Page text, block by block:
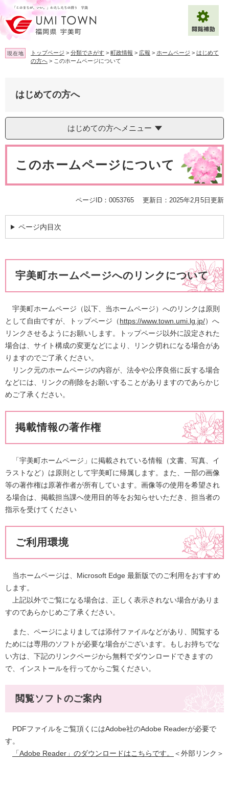
ー
ジ
の
先
頭
ニ
ュ
ー
を
飛
背景色変更
Multilingual（English・中文・한글）
現在地 トップページ > 分類でさがす > 町政情報 > 広報 > ホームページ > はじめて
の方へ > このホームページについて
はじめての方へ
はじめての方へメニュー
このホームページについて
ページID：0053765 更新日：2025年2月5日更新
ページ内目次
宇美町ホームページへのリンクについて
宇美町ホームページ（以下、当ホームページ）へのリンクは原則
として自由ですが、トップページ（https://www.town.umi.lg.jp/）へ
リンクさせるようにお願いします。トップページ以外に設定された
場合は、サイト構成の変更などにより、リンク切れになる場合があ
りますのでご了承ください。
リンク元のホームページの内容が、法令や公序良俗に反する場合
などには、リンクの削除をお願いすることがありますのであらかじ
めご了承ください。
掲載情報の著作権
「宇美町ホームページ」に掲載されている情報（文書、写真、イ
ラストなど）は原則として宇美町に帰属します。また、一部の画像
等の著作権は原著作者が所有しています。画像等の使用を希望され
る場合は、掲載担当課へ使用目的等をお知らせいただき、担当者の
指示を受けてください
ご利用環境
当ホームページは、Microsoft Edge 最新版でのご利用をおすすめ
します。
上記以外でご覧になる場合は、正しく表示されない場合がありま
すのであらかじめご了承ください。
また、ページによりましては添付ファイルなどがあり、閲覧する
ためには専用のソフトが必要な場合がございます。もしお持ちでな
い方は、下記のリンクページから無料でダウンロードできますの
で、インストールを行ってからご覧ください。
閲覧ソフトのご案内
PDFファイルをご覧頂くにはAdobe社のAdobe Readerが必要で
す。
「Adobe Reader」のダウンロードはこちらです。
＜外部リンク＞